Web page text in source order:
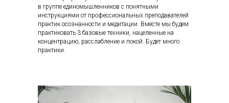
в группе единомышленников с понятными
инструкциями от профессиональных преподавателей
практик осознанности и медитации. Вместе мы будем
практиковать 3 базовые техники, нацеленные на
концентрацию, расслабление и покой. Будет много
практики.